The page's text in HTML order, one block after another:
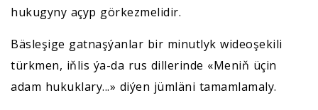
hukugyny açyp görkezmelidir.
Bäsleşige gatnaşýanlar bir minutlyk wideoşekili
türkmen, iňlis ýa-da rus dillerinde «Meniň üçin
adam hukuklary...» diýen jümläni tamamlamaly.